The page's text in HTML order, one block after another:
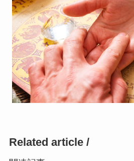
Related article /